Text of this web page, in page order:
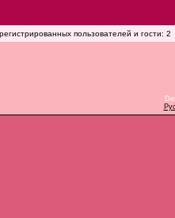
пользователей и гости: 2